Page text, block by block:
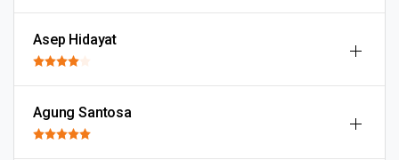
Asep Hidayat
Agung Santosa